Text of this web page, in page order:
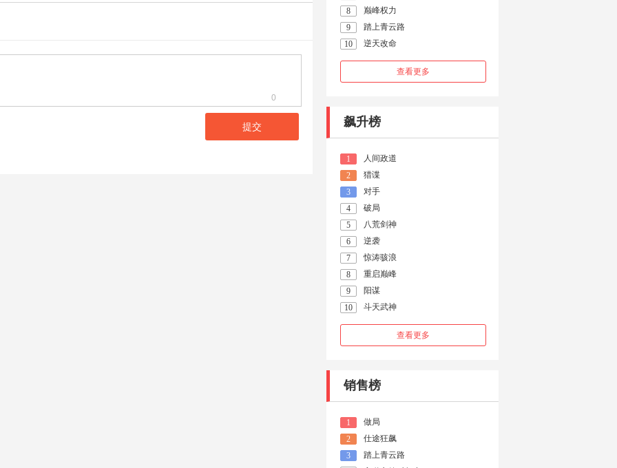
0
提交
8
巅峰权力
9
踏上青云路
10
逆天改命
查看更多
飙升榜
1
人间政道
2
猎谍
3
对手
4
破局
5
八荒剑神
6
逆袭
7
惊涛骇浪
8
重启巅峰
9
阳谋
10
斗天武神
查看更多
销售榜
1
做局
2
仕途狂飙
3
踏上青云路